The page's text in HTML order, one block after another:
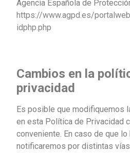
Agencia Española de
https://www.agpd.es/
idphp.php
Cambios en la
privacidad
Es posible que modifiquemos
en esta Política de Privacidad
conveniente. En caso de que
notificaremos por distintas